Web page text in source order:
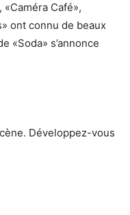
Café»,
ont connu de beaux
«Soda» s’annonce
Développez-vous